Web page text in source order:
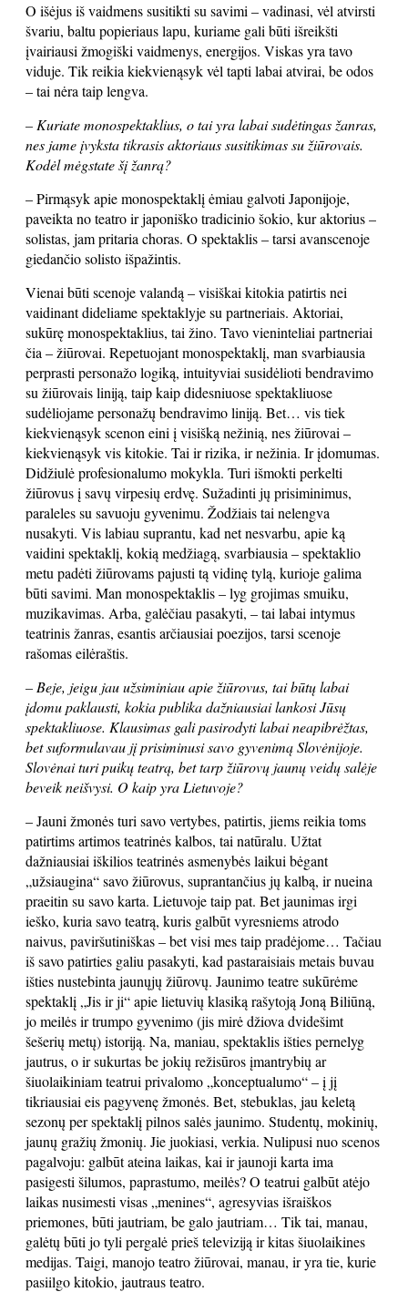
O išėjus iš vaidmens susitikti su savimi – vadinasi, vėl atvirsti
švariu, baltu popieriaus lapu, kuriame gali būti išreikšti
įvairiausi žmogiški vaidmenys, energijos. Viskas yra tavo
viduje. Tik reikia kiekvienąsyk vėl tapti labai atvirai, be odos
– tai nėra taip lengva.
– Kuriate monospektaklius, o tai yra labai sudėtingas žanras,
nes jame įvyksta tikrasis aktoriaus susitikimas su žiūrovais.
Kodėl mėgstate šį žanrą?
– Pirmąsyk apie monospektaklį ėmiau galvoti Japonijoje,
paveikta no teatro ir japoniško tradicinio šokio, kur aktorius –
solistas, jam pritaria choras. O spektaklis – tarsi avanscenoje
giedančio solisto išpažintis.
Vienai būti scenoje valandą – visiškai kitokia patirtis nei
vaidinant dideliame spektaklyje su partneriais. Aktoriai,
sukūrę monospektaklius, tai žino. Tavo vieninteliai partneriai
čia – žiūrovai. Repetuojant monospektaklį, man svarbiausia
perprasti personažo logiką, intuityviai susidėlioti bendravimo
su žiūrovais liniją, taip kaip didesniuose spektakliuose
sudėliojame personažų bendravimo liniją. Bet… vis tiek
kiekvienąsyk scenon eini į visišką nežinią, nes žiūrovai –
kiekvienąsyk vis kitokie. Tai ir rizika, ir nežinia. Ir įdomumas.
Didžiulė profesionalumo mokykla. Turi išmokti perkelti
žiūrovus į savų virpesių erdvę. Sužadinti jų prisiminimus,
paraleles su savuoju gyvenimu. Žodžiais tai nelengva
nusakyti. Vis labiau suprantu, kad net nesvarbu, apie ką
vaidini spektaklį, kokią medžiagą, svarbiausia – spektaklio
metu padėti žiūrovams pajusti tą vidinę tylą, kurioje galima
būti savimi. Man monospektaklis – lyg grojimas smuiku,
muzikavimas. Arba, galėčiau pasakyti, – tai labai intymus
teatrinis žanras, esantis arčiausiai poezijos, tarsi scenoje
rašomas eilėraštis.
– Beje, jeigu jau užsiminiau apie žiūrovus, tai būtų labai
įdomu paklausti, kokia publika dažniausiai lankosi Jūsų
spektakliuose. Klausimas gali pasirodyti labai neapibrėžtas,
bet suformulavau jį prisiminusi savo gyvenimą Slovėnijoje.
Slovėnai turi puikų teatrą, bet tarp žiūrovų jaunų veidų salėje
beveik neišvysi. O kaip yra Lietuvoje?
– Jauni žmonės turi savo vertybes, patirtis, jiems reikia toms
patirtims artimos teatrinės kalbos, tai natūralu. Užtat
dažniausiai iškilios teatrinės asmenybės laikui bėgant
„užsiaugina“ savo žiūrovus, suprantančius jų kalbą, ir nueina
praeitin su savo karta. Lietuvoje taip pat. Bet jaunimas irgi
ieško, kuria savo teatrą, kuris galbūt vyresniems atrodo
naivus, paviršutiniškas – bet visi mes taip pradėjome… Tačiau
iš savo patirties galiu pasakyti, kad pastaraisiais metais buvau
išties nustebinta jaunųjų žiūrovų. Jaunimo teatre sukūrėme
spektaklį „Jis ir ji“ apie lietuvių klasiką rašytoją Joną Biliūną,
jo meilės ir trumpo gyvenimo (jis mirė džiova dvidešimt
šešerių metų) istoriją. Na, maniau, spektaklis išties pernelyg
jautrus, o ir sukurtas be jokių režisūros įmantrybių ar
šiuolaikiniam teatrui privalomo „konceptualumo“ – į jį
tikriausiai eis pagyvenę žmonės. Bet, stebuklas, jau keletą
sezonų per spektaklį pilnos salės jaunimo. Studentų, mokinių,
jaunų gražių žmonių. Jie juokiasi, verkia. Nulipusi nuo scenos
pagalvoju: galbūt ateina laikas, kai ir jaunoji karta ima
pasigesti šilumos, paprastumo, meilės? O teatrui galbūt atėjo
laikas nusimesti visas „menines“, agresyvias išraiškos
priemones, būti jautriam, be galo jautriam… Tik tai, manau,
galėtų būti jo tyli pergalė prieš televiziją ir kitas šiuolaikines
medijas. Taigi, manojo teatro žiūrovai, manau, ir yra tie, kurie
pasiilgo kitokio, jautraus teatro.